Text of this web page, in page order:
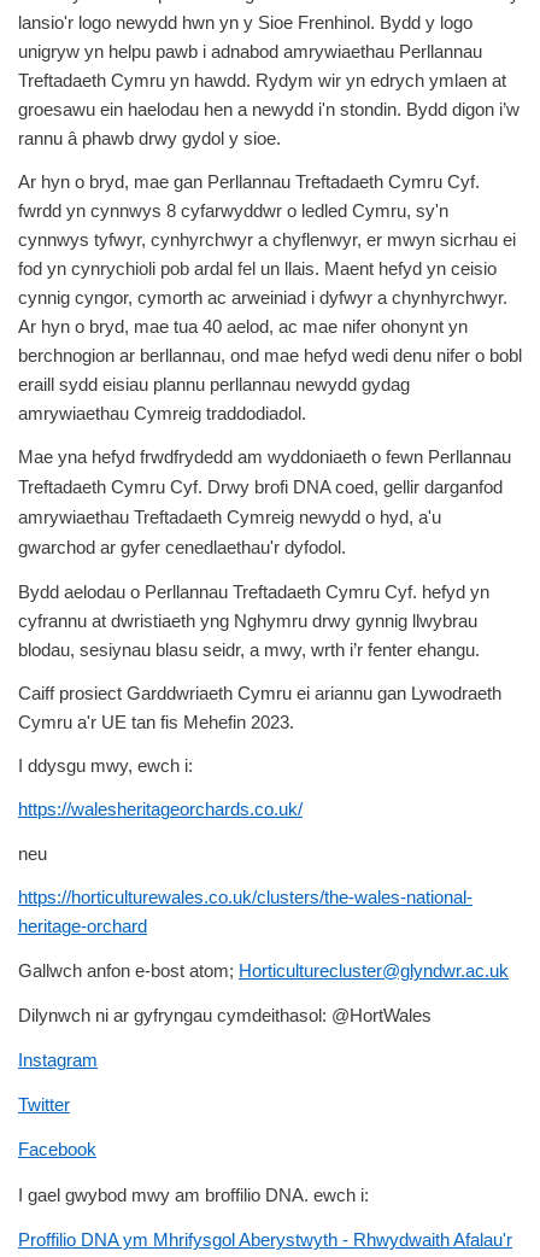
lansio'r logo newydd hwn yn y Sioe Frenhinol. Bydd y logo
unigryw yn helpu pawb i adnabod amrywiaethau Perllannau
Treftadaeth Cymru yn hawdd. Rydym wir yn edrych ymlaen at
groesawu ein haelodau hen a newydd i'n stondin. Bydd digon i’w
rannu â phawb drwy gydol y sioe.
Ar hyn o bryd, mae gan Perllannau Treftadaeth Cymru Cyf.
fwrdd yn cynnwys 8 cyfarwyddwr o ledled Cymru, sy'n
cynnwys tyfwyr, cynhyrchwyr a chyflenwyr, er mwyn sicrhau ei
fod yn cynrychioli pob ardal fel un llais. Maent hefyd yn ceisio
cynnig cyngor, cymorth ac arweiniad i dyfwyr a chynhyrchwyr.
Ar hyn o bryd, mae tua 40 aelod, ac mae nifer ohonynt yn
berchnogion ar berllannau, ond mae hefyd wedi denu nifer o bobl
eraill sydd eisiau plannu perllannau newydd gydag
amrywiaethau Cymreig traddodiadol.
Mae yna hefyd frwdfrydedd am wyddoniaeth o fewn Perllannau
Treftadaeth Cymru Cyf. Drwy brofi DNA coed, gellir darganfod
amrywiaethau Treftadaeth Cymreig newydd o hyd, a'u
gwarchod ar gyfer cenedlaethau'r dyfodol.
Bydd aelodau o Perllannau Treftadaeth Cymru Cyf. hefyd yn
cyfrannu at dwristiaeth yng Nghymru drwy gynnig llwybrau
blodau, sesiynau blasu seidr, a mwy, wrth i’r fenter ehangu.
Caiff prosiect Garddwriaeth Cymru ei ariannu gan Lywodraeth
Cymru a'r UE tan fis Mehefin 2023.
I ddysgu mwy, ewch i:
https://walesheritageorchards.co.uk/
neu
https://horticulturewales.co.uk/clusters/the-wales-national-
heritage-orchard
Gallwch anfon e-bost atom; Horticulturecluster@glyndwr.ac.uk
Dilynwch ni ar gyfryngau cymdeithasol: @HortWales
Instagram
Twitter
Facebook
I gael gwybod mwy am broffilio DNA. ewch i:
Proffilio DNA ym Mhrifysgol Aberystwyth - Rhwydwaith Afalau'r